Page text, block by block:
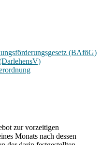
(BAföG)
zur vorzeitigen
Monats nach dessen